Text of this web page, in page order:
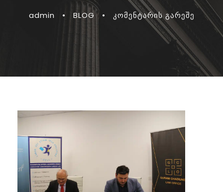
admin • BLOG • კომენტარის გარეშე